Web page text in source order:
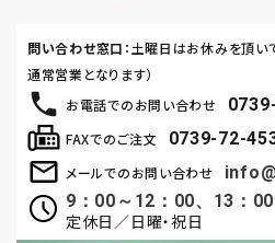
お電話でのお問い合わせ
メールでのお問い合わせ
9：00～12：00、13：
定休日／日曜・祝日
FAXでのご注文 0739-72-
問い合わせ窓口 ：土曜日はお休みを頂い
通常営業となります）